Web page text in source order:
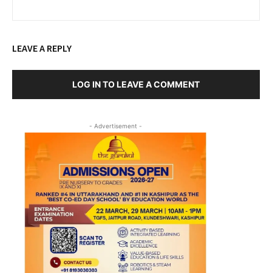
LEAVE A REPLY
LOG IN TO LEAVE A COMMENT
- Advertisement -